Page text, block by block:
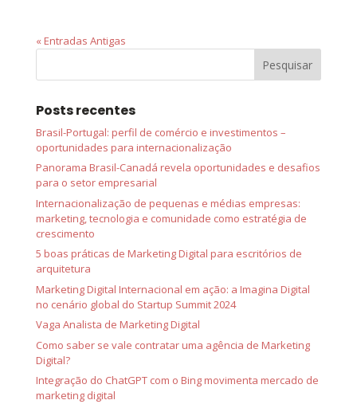
« Entradas Antigas
Posts recentes
Brasil-Portugal: perfil de comércio e investimentos –
oportunidades para internacionalização
Panorama Brasil-Canadá revela oportunidades e desafios
para o setor empresarial
Internacionalização de pequenas e médias empresas:
marketing, tecnologia e comunidade como estratégia de
crescimento
5 boas práticas de Marketing Digital para escritórios de
arquitetura
Marketing Digital Internacional em ação: a Imagina Digital
no cenário global do Startup Summit 2024
Vaga Analista de Marketing Digital
Como saber se vale contratar uma agência de Marketing
Digital?
Integração do ChatGPT com o Bing movimenta mercado de
marketing digital